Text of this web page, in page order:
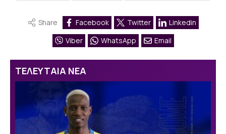
Share Facebook Twitter
Linkedin
Viber
WhatsApp Email
ΤΕΛΕΥΤΑΙΑ ΝΕΑ